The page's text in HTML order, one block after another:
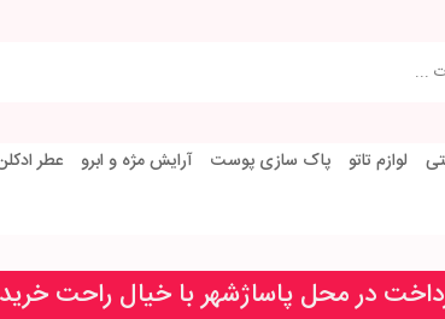
لوازم تاتو پاک سازی پوست آرایش مژه و ابرو عطر
در محل پاساژشهر با خیال راحت